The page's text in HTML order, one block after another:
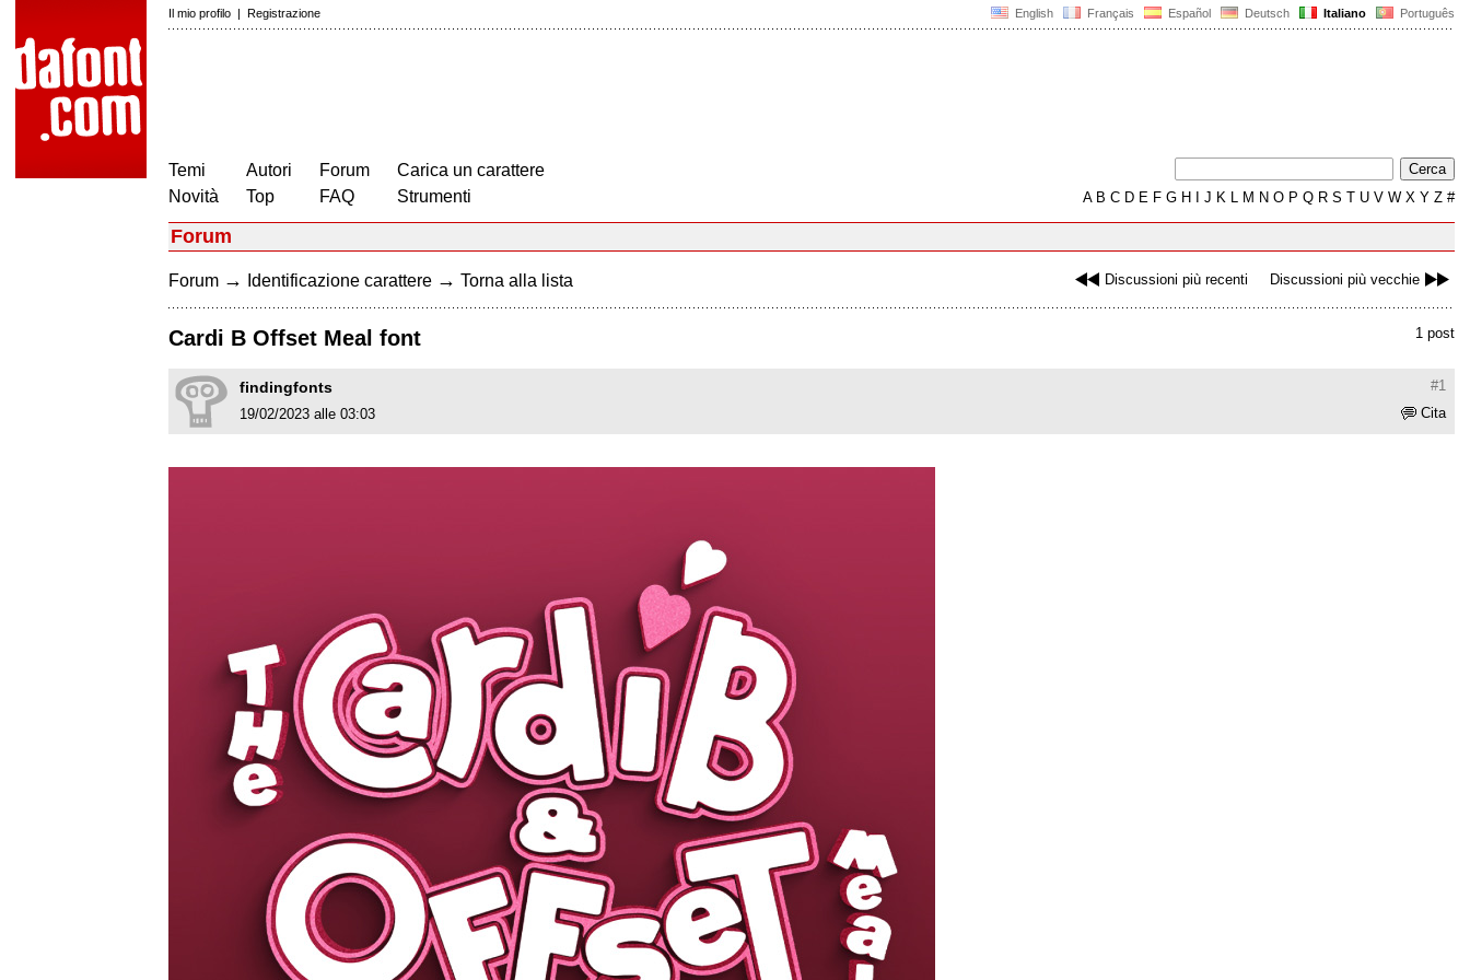
English Français Español Deutsch Italiano Português
Il mio profilo | Registrazione
Temi
Novità
Autori
Top
Forum
FAQ
Carica un carattere
Strumenti
AB C D E F G H J K L M N O P Q R S T U V W X Y Z #
Forum
Discussioni più recenti Discussioni più vecchie
Forum → Identificazione carattere → Torna alla lista
1 post
Cardi B Offset Meal font
#1
findingfonts
Cita
19/02/2023 alle 03:03